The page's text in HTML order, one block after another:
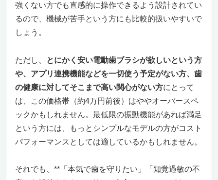
強くない方でも直感的に操作できるよう設計されてい
るので、機械が苦手という方にも比較的扱いやすいで
しょう。
ただし、
とにかく安い電動歯ブラシが欲しいという方
や、アプリ連携機能などを一切使う予定がない方、歯
の健康に対してそこまで高い関心がない方にとって
は、この価格帯（約4万円前後）はややオーバースペ
ックかもしれません。最低限の振動機能があれば満足
という方には、もっとシンプルなモデルの方がコスト
パフォーマンスとしては適しているかもしれません。
それでも、**「本気で歯を守りたい」「知覚過敏の不